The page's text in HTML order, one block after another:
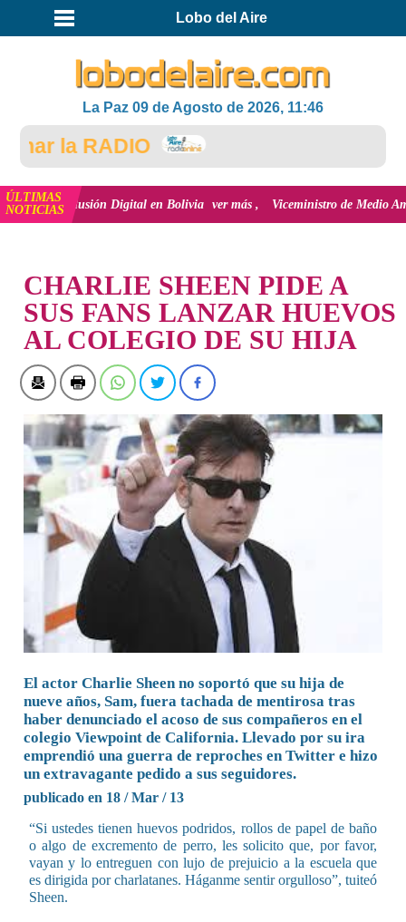
Lobo del Aire
La Paz 09 de Agosto de 2026, 11:46
la RADIO
ÚLTIMAS
NOTICIAS
la inclusión Digital en Bolivia ver más Viceministro de Medio
CHARLIE SHEEN PIDE A
SUS FANS LANZAR HUEVOS
AL COLEGIO DE SU HIJA
El actor Charlie Sheen no soportó que su hija de
nueve años, Sam, fuera tachada de mentirosa tras
haber denunciado el acoso de sus compañeros en el
colegio Viewpoint de California. Llevado por su ira
emprendió una guerra de reproches en Twitter e hizo
un extravagante pedido a sus seguidores.
publicado en 18 / Mar / 13
“Si ustedes tienen huevos podridos, rollos de papel de baño
o algo de excremento de perro, les solicito que, por favor,
vayan y lo entreguen con lujo de prejuicio a la escuela que
es dirigida por charlatanes. Háganme sentir orgulloso”, tuiteó
Sheen.